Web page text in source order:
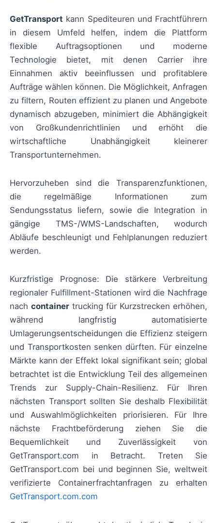
GetTransport kann Spediteuren und Frachtführern
in diesem Umfeld helfen, indem die Plattform
flexible Auftragsoptionen und moderne
Technologie bietet, mit denen Carrier ihre
Einnahmen aktiv beeinflussen und profitablere
Aufträge wählen können. Die Möglichkeit, Anfragen
zu filtern, Routen effizient zu planen und Angebote
dynamisch abzugeben, minimiert die Abhängigkeit
von Großkundenrichtlinien und erhöht die
wirtschaftliche Unabhängigkeit kleinerer
Transportunternehmen.
Hervorzuheben sind die Transparenzfunktionen,
die regelmäßige Informationen zum
Sendungsstatus liefern, sowie die Integration in
gängige TMS-/WMS-Landschaften, wodurch
Abläufe beschleunigt und Fehlplanungen reduziert
werden.
Kurzfristige Prognose: Die stärkere Verbreitung
regionaler Fulfillment-Stationen wird die Nachfrage
nach container trucking für Kurzstrecken erhöhen,
während langfristig automatisierte
Umlagerungsentscheidungen die Effizienz steigern
und Transportkosten senken dürften. Für einzelne
Märkte kann der Effekt lokal signifikant sein; global
betrachtet ist die Entwicklung Teil des allgemeinen
Trends zur Supply-Chain-Resilienz. Für Ihren
nächsten Transport sollten Sie deshalb Flexibilität
und Auswahlmöglichkeiten priorisieren. Für Ihre
nächste Frachtbeförderung ziehen Sie die
Bequemlichkeit und Zuverlässigkeit von
GetTransport.com in Betracht. Treten Sie
GetTransport.com bei und beginnen Sie, weltweit
verifizierte Containerfrachtanfragen zu erhalten
GetTransport.com.com